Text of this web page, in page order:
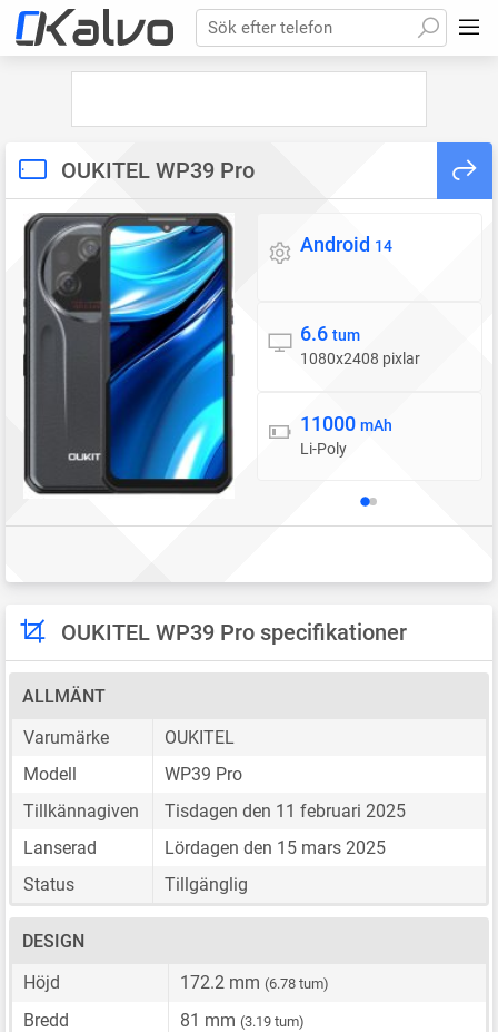
Sök efter telefon
OUKITEL WP39 Pro
Operativsystem
Android 14
Skärm
6.6 tum
1080x2408 pixlar
Batteri
11000 mAh
Li-Poly
OUKITEL WP39 Pro specifikationer
ALLMÄNT
Varumärke
OUKITEL
Modell
WP39 Pro
Tillkännagiven
Tisdagen den 11 februari 2025
Lanserad
Lördagen den 15 mars 2025
Status
Tillgänglig
DESIGN
Höjd
172.2 mm (6.78 tum)
Bredd 81 mm (3.19 tum)